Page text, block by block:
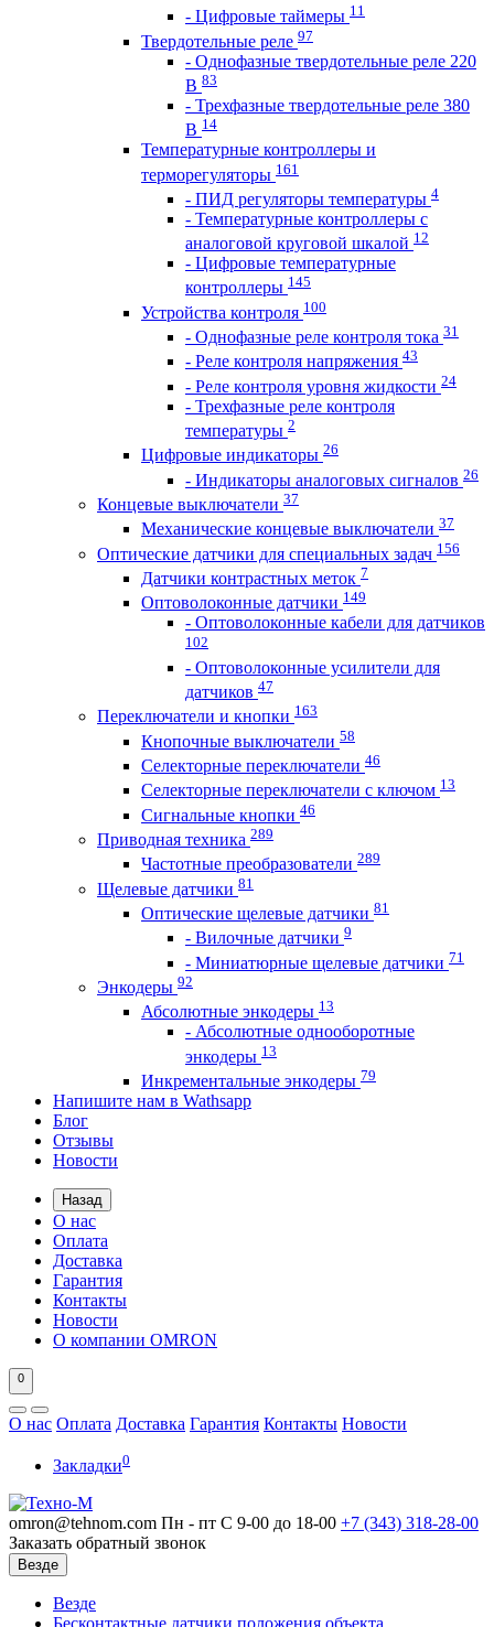
- Цифровые таймеры 11
Твердотельные реле 97
- Однофазные твердотельные реле 220
В 83
- Трехфазные твердотельные реле 380
В 14
Температурные контроллеры и
терморегуляторы 161
- ПИД регуляторы температуры 4
- Температурные контроллеры с
аналоговой круговой шкалой 12
- Цифровые температурные
контроллеры 145
Устройства контроля 100
- Однофазные реле контроля тока 31
- Реле контроля напряжения 43
- Реле контроля уровня жидкости 24
- Трехфазные реле контроля
температуры 2
Цифровые индикаторы 26
- Индикаторы аналоговых сигналов 26
Концевые выключатели 37
Механические концевые выключатели 37
Оптические датчики для специальных задач 156
Датчики контрастных меток 7
Оптоволоконные датчики 149
- Оптоволоконные кабели для датчиков
102
- Оптоволоконные усилители для
датчиков 47
Переключатели и кнопки 163
Кнопочные выключатели 58
Селекторные переключатели 46
Селекторные переключатели с ключом 13
Сигнальные кнопки 46
Приводная техника 289
Частотные преобразователи 289
Щелевые датчики 81
Оптические щелевые датчики 81
- Вилочные датчики 9
- Миниатюрные щелевые датчики 71
Энкодеры 92
Абсолютные энкодеры 13
- Абсолютные однооборотные
энкодеры 13
Инкрементальные энкодеры 79
Напишите нам в Wathsapp
Блог
Отзывы
Новости
Назад
О нас
Оплата
Доставка
Гарантия
Контакты
Новости
О компании OMRON
0
О нас Оплата Доставка Гарантия Контакты Новости
Закладки0
omron@tehnom.com Пн - пт С 9-00 до 18-00 +7 (343) 318-28-00
Заказать обратный звонок
Везде
Везде